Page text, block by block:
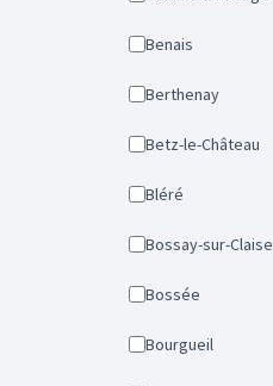
Benais
Berthenay
Betz-le-Château
Bléré
Bossay-sur-Claise
Bossée
Bourgueil